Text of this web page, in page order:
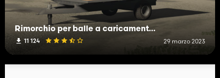
Rimorchio per balle a caricamento automatico
11 124 29 marzo 2023